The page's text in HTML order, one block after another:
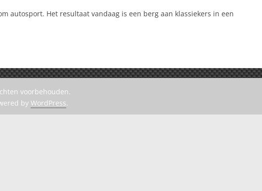
autosport. Het resultaat vandaag is een berg aan klassiekers in een
voorbehouden.
by WordPress.